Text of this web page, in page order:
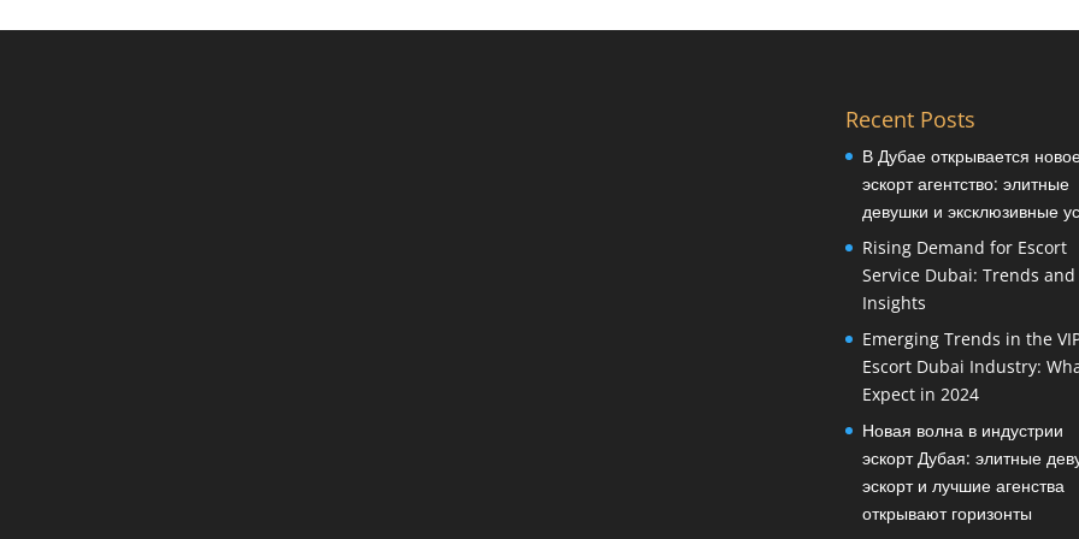
Recent Posts
В Дубае открывается
эскорт агентство: элитные
девушки и эксклюзивные
Rising Demand for Escort
Service Dubai: Trends and
Insights
Emerging Trends in the
Escort Dubai Industry:
Expect in 2024
Новая волна в индустрии
эскорт Дубая: элитные
эскорт и лучшие агенства
открывают горизонты